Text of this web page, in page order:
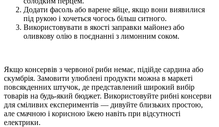
Додати фасоль або варене яйце, якщо вони виявилися
під рукою і хочеться чогось більш ситного.
Використовувати в якості заправки майонез або
оливкову олію в поєднанні з лимонним соком.
Якщо консервів з червоної риби немає, підійде сардина або
скумбрія. Замовити улюблені продукти можна в маркеті
повсякденних штучок, де представлений широкий вибір
товарів на будь-який бюджет. Використовуйте рибні консерви
для сміливих експериментів — дивуйте близьких простою,
але смачною і корисною їжею навіть при відсутності
електрики.